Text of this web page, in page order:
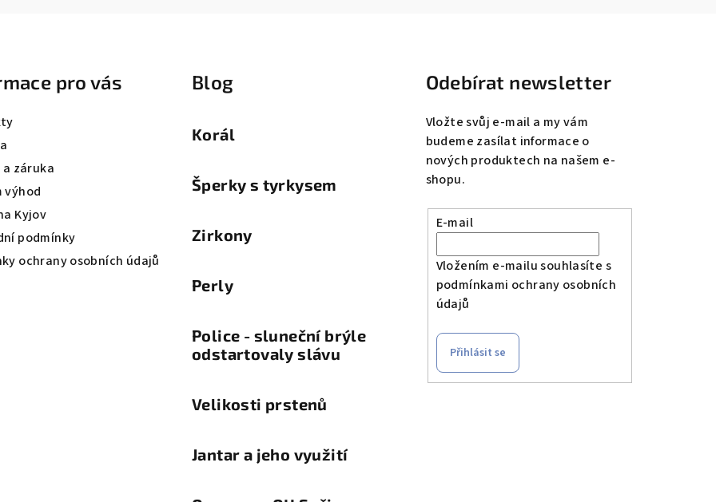
pro vás
záruka
výhod
Kyjov
podmínky
ochrany osobních údajů
Blog
Korál
Šperky s tyrkysem
Zirkony
Perly
Police - sluneční brýle
odstartovaly slávu
Velikosti prstenů
Jantar a jeho využití
Odebírat newsletter
Vložte svůj e-mail a my vám
budeme zasílat informace o
nových produktech na našem e-
shopu.
E-mail
Vložením e-mailu souhlasíte s
podmínkami ochrany osobních
údajů
Přihlásit se